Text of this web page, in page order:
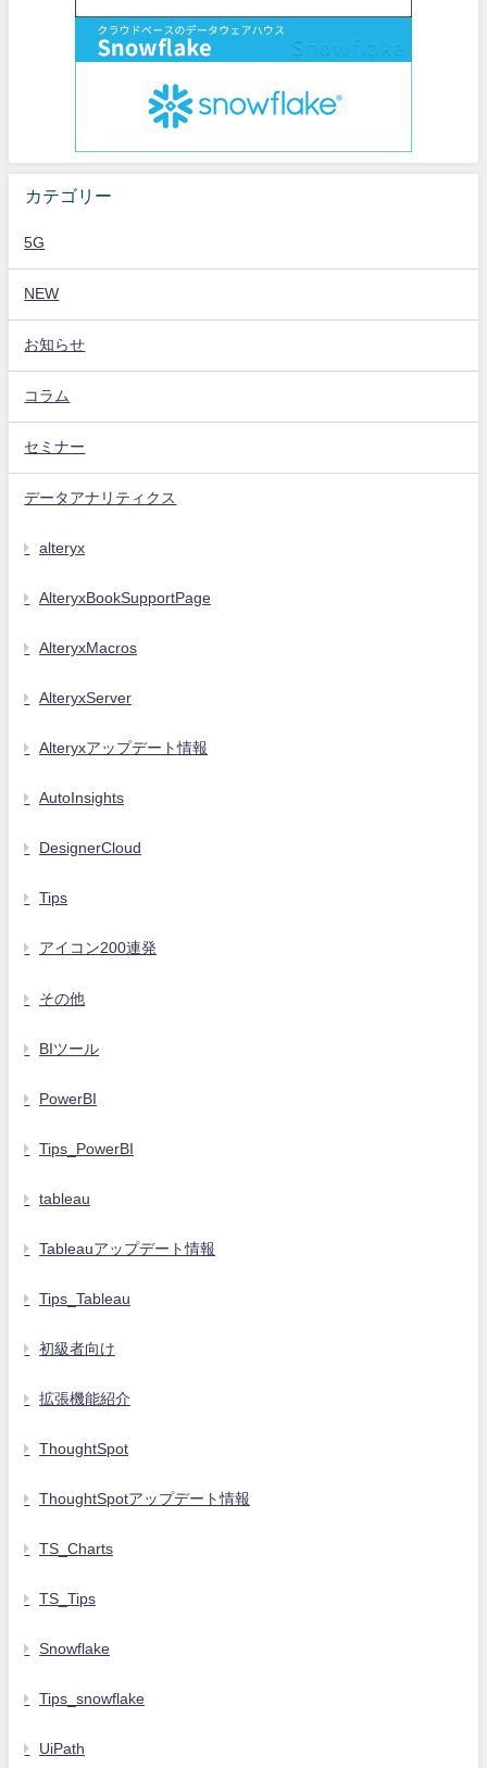
カテゴリー
5G
NEW
お知らせ
コラム
セミナー
データアナリティクス
alteryx
AlteryxBookSupportPage
AlteryxMacros
AlteryxServer
Alteryxアップデート情報
AutoInsights
DesignerCloud
Tips
アイコン200連発
その他
BIツール
PowerBI
Tips_PowerBI
tableau
Tableauアップデート情報
Tips_Tableau
初級者向け
拡張機能紹介
ThoughtSpot
ThoughtSpotアップデート情報
TS_Charts
TS_Tips
Snowflake
Tips_snowflake
UiPath